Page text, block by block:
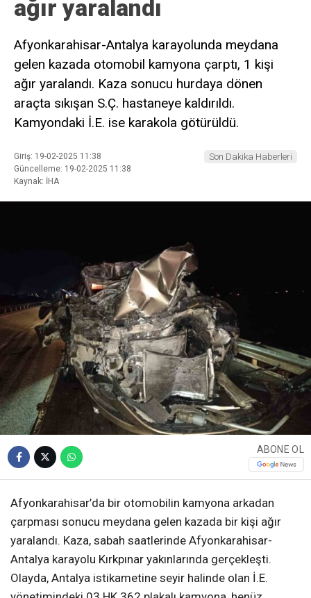
ağır yaralandı
Afyonkarahisar-Antalya karayolunda meydana
gelen kazada otomobil kamyona çarptı, 1 kişi
ağır yaralandı. Kaza sonucu hurdaya dönen
araçta sıkışan S.Ç. hastaneye kaldırıldı.
Kamyondaki İ.E. ise karakola götürüldü.
Giriş: 19-02-2025 11:38
Güncelleme: 19-02-2025 11:38
Kaynak: İHA
Son Dakika Haberleri
ABONE OL
Afyonkarahisar’da bir otomobilin kamyona arkadan
çarpması sonucu meydana gelen kazada bir kişi ağır
yaralandı. Kaza, sabah saatlerinde Afyonkarahisar-
Antalya karayolu Kırkpınar yakınlarında gerçekleşti.
Olayda, Antalya istikametine seyir halinde olan İ.E.